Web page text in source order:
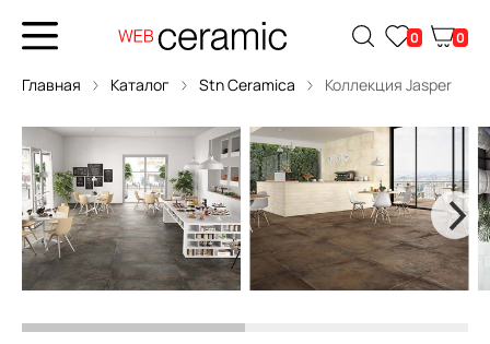
0 0
Главная Каталог Stn Ceramica Коллекция Jasper